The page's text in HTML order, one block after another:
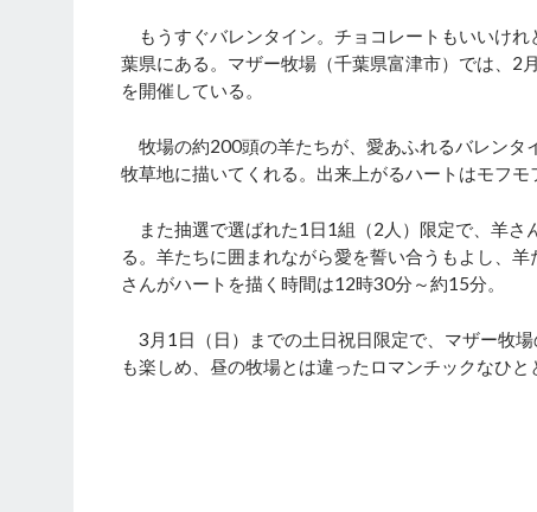
もうすぐバレンタイン。チョコレートもいいけれ
葉県にある。マザー牧場（千葉県富津市）では、2
を開催している。
牧場の約200頭の羊たちが、愛あふれるバレンタ
牧草地に描いてくれる。出来上がるハートはモフモ
また抽選で選ばれた1日1組（2人）限定で、羊さ
る。羊たちに囲まれながら愛を誓い合うもよし、
さんがハートを描く時間は12時30分～約15分。
3月1日（日）までの土日祝日限定で、マザー牧
も楽しめ、昼の牧場とは違ったロマンチックなひと